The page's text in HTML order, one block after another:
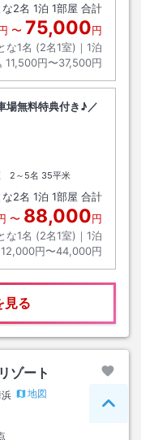
な2名 1泊 1部屋 合計
〜 75,000円
な1名 (2名1室)｜ 1泊
11,500円〜37,500円
場無料特典付き♪／
2～5名 35平米
な2名 1泊 1部屋 合計
〜 88,000円
な1名 (2名1室)｜ 1泊
12,000円〜44,000円
見る
ゾート
地図
ペー